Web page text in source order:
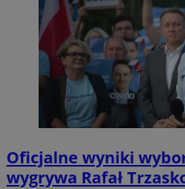
Oficjalne wyniki
wygrywa Rafał